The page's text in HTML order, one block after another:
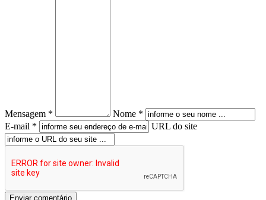
Mensagem *
Nome *
E-mail *
URL do site